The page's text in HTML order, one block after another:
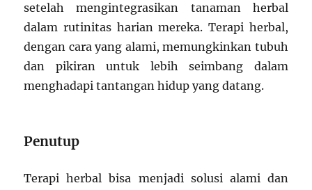
setelah mengintegrasikan tanaman herbal
dalam rutinitas harian mereka. Terapi herbal,
dengan cara yang alami, memungkinkan tubuh
dan pikiran untuk lebih seimbang dalam
menghadapi tantangan hidup yang datang.
Penutup
Terapi herbal bisa menjadi solusi alami dan